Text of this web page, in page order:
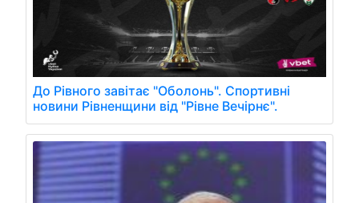
До Рівного завітає "Оболонь". Спортивні
новини Рівненщини від "Рівне Вечірнє".